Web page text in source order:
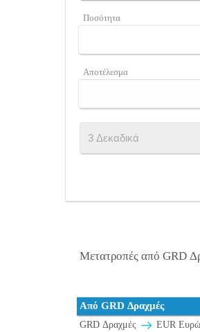
Ποσότητα
Αποτέλεσμα
Μετατροπές από GRD
Από GRD Δραχμές
GRD Δραχμές
EUR